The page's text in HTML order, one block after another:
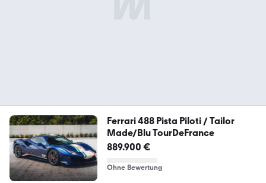
Ferrari 488 Pista Piloti / Tailor
Made/Blu TourDeFrance
889.900 €
Ohne Bewertung